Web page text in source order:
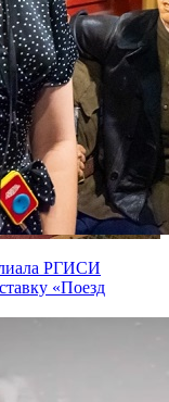
РГИСИ
«Поезд